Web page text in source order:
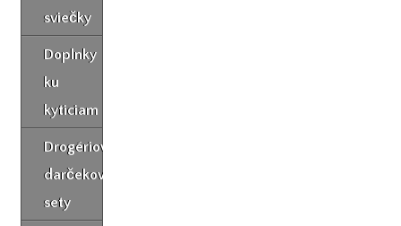
sviečky
Doplnky
ku
kyticiam
Drogériové
darčekové
sety